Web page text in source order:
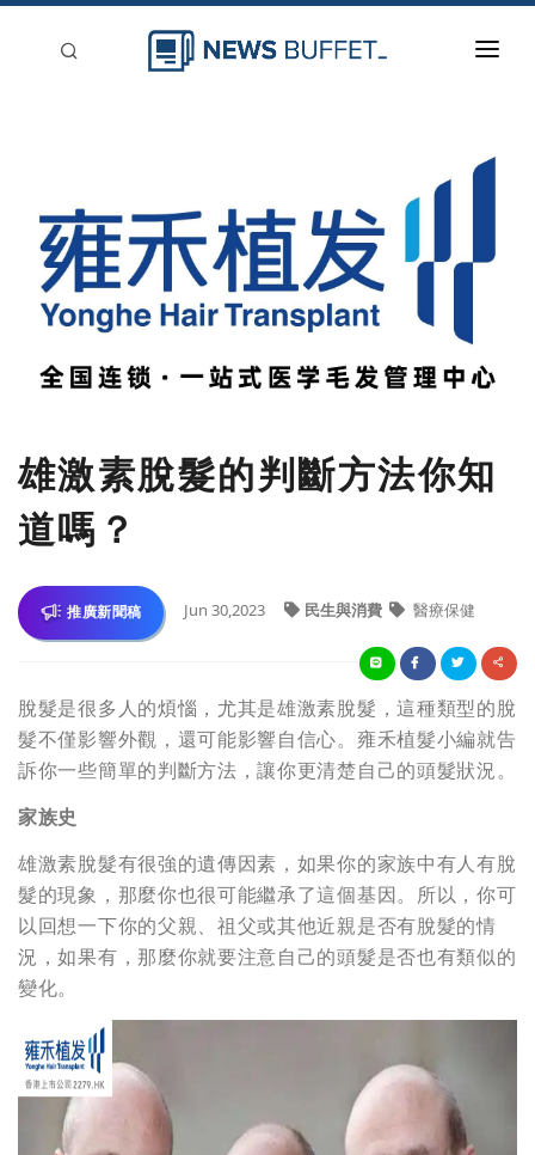
登入
刊登
雄激素脫髮的判斷方法你知
道嗎？
推廣新聞稿 Jun 30,2023 民生與消費 醫療保健
脫髮是很多人的煩惱，尤其是雄激素脫髮，這種類型的脫
髮不僅影響外觀，還可能影響自信心。雍禾植髮小編就告
訴你一些簡單的判斷方法，讓你更清楚自己的頭髮狀況。
家族史
雄激素脫髮有很強的遺傳因素，如果你的家族中有人有脫
髮的現象，那麼你也很可能繼承了這個基因。所以，你可
以回想一下你的父親、祖父或其他近親是否有脫髮的情
況，如果有，那麼你就要注意自己的頭髮是否也有類似的
變化。